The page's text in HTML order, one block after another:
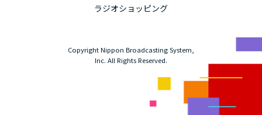
ラジオショッピング
Copyright Nippon Broadcasting System,
Inc. All Rights Reserved.